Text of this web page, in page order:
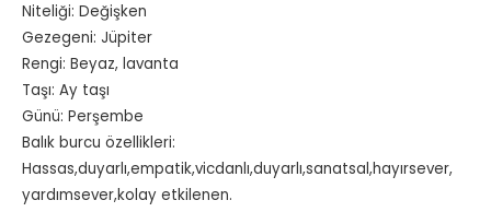
Niteliği: Değişken
Gezegeni: Jüpiter
Rengi: Beyaz, lavanta
Taşı: Ay taşı
Günü: Perşembe
Balık burcu özellikleri:
Hassas,duyarlı,empatik,vicdanlı,duyarlı,sanatsal,hayırsever,
yardımsever,kolay etkilenen.